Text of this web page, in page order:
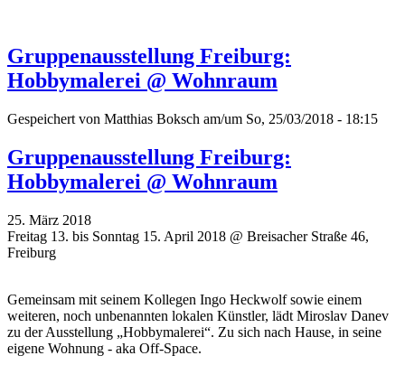
Gruppenausstellung Freiburg:
Hobbymalerei @ Wohnraum
Gespeichert von Matthias Boksch am/um So, 25/03/2018 - 18:15
Gruppenausstellung Freiburg:
Hobbymalerei @ Wohnraum
25. März 2018
Freitag 13. bis Sonntag 15. April 2018 @ Breisacher Straße 46,
Freiburg
Gemeinsam mit seinem Kollegen Ingo Heckwolf sowie einem
weiteren, noch unbenannten lokalen Künstler, lädt Miroslav Danev
zu der Ausstellung „Hobbymalerei“. Zu sich nach Hause, in seine
eigene Wohnung - aka Off-Space.